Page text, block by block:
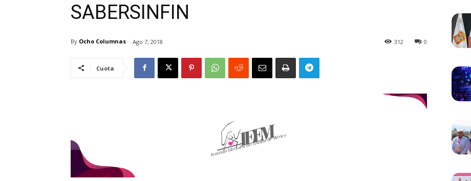
SABERSINFIN
By Ocho Columnas Ago 7, 2018 0
312
Cuota